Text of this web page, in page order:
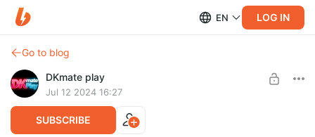
EN LOG IN
Go to blog
DKmate play
Jul 12 2024 16:27
SUBSCRIBE